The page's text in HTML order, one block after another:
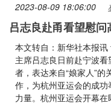
2023-08-09 18:06:00
吕志良赴甬看望慰
本文转自：新华社本报
主席吕志良日前赴宁波
者，表达来自“娘家人”
作，为杭州亚运会的成
力量。杭州亚运会开幕